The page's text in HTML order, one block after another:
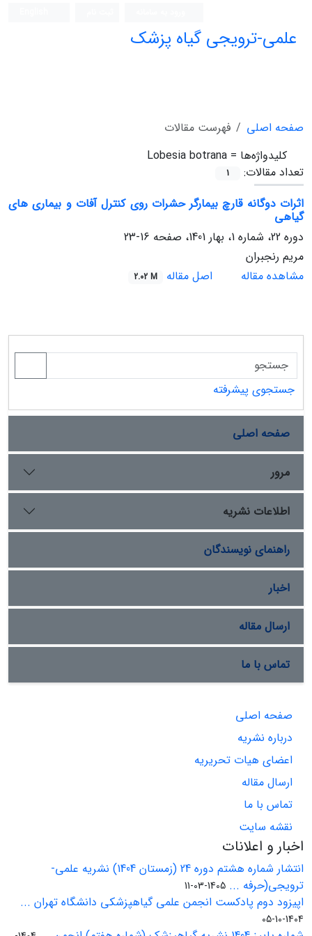
علمی-ترویجی گیاه پزشک
صفحه اصلی
فهرست مقالات
کلیدواژه‌ها = Lobesia botrana
تعداد مقالات:
1
اثرات دوگانه قارچ بیمارگر حشرات روی کنترل آفات و بیماری های
گیاهی
دوره 22، شماره 1، بهار 1401، صفحه
16-23
مریم رنجبران
مشاهده مقاله
اصل مقاله 2.02 M
جستجوی پیشرفته
صفحه اصلی
مرور
اطلاعات نشریه
راهنمای نویسندگان
اخبار
ارسال مقاله
تماس با ما
صفحه اصلی
درباره نشریه
اعضای هیات تحریریه
ارسال مقاله
تماس با ما
نقشه سایت
اخبار و اعلانات
انتشار شماره هشتم دوره 24 (زمستان 1404) نشریه علمی-
ترویجی(حرفه ... 1405-03-11
اپیزود دوم پادکست انجمن علمی گیاهپزشکی دانشگاه تهران ...
1404-10-05